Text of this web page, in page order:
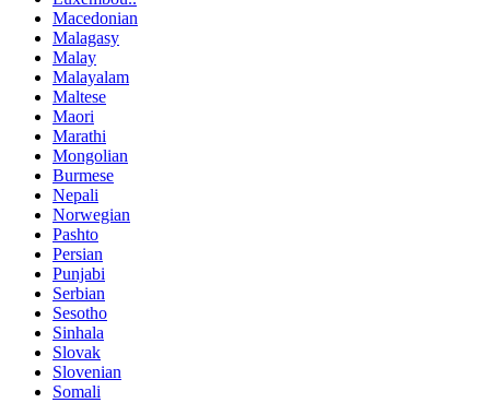
Macedonian
Malagasy
Malay
Malayalam
Maltese
Maori
Marathi
Mongolian
Burmese
Nepali
Norwegian
Pashto
Persian
Punjabi
Serbian
Sesotho
Sinhala
Slovak
Slovenian
Somali